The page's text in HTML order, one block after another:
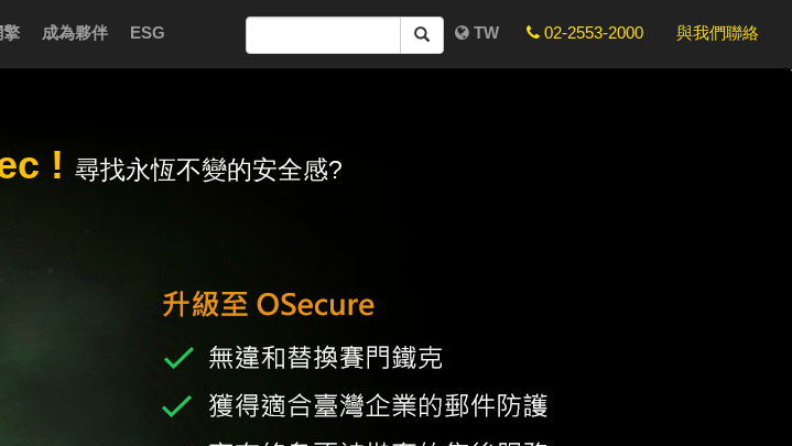
擎 成為夥伴 ESG TW 02-2553-2000 與我們聯絡
! 尋找永恆不變的安全感?